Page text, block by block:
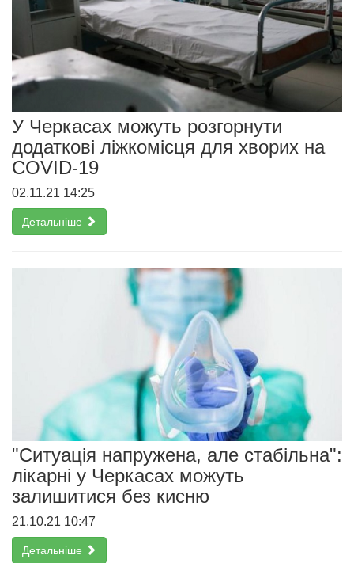
У Черкасах можуть розгорнути
додаткові ліжкомісця для хворих на
COVID-19
02.11.21 14:25
Детальніше
"Ситуація напружена, але стабільна":
лікарні у Черкасах можуть
залишитися без кисню
21.10.21 10:47
Детальніше